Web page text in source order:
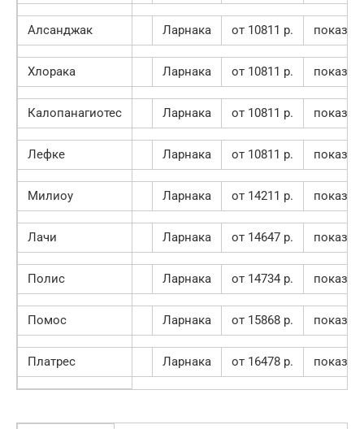
Алсанджак Ларнака от 10811 p.
Хлорака Ларнака от 10811 p.
Калопанагиотес Ларнака от 10811 p.
Лефке Ларнака от 10811 p.
Милиоу Ларнака от 14211 p.
Лачи Ларнака от 14647 p.
Полис Ларнака от 14734 p.
Помос Ларнака от 15868 p.
Платрес Ларнака от 16478 p.